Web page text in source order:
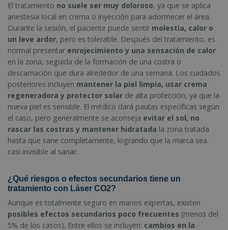
El tratamiento no suele ser muy doloroso, ya que se aplica
anestesia local en crema o inyección para adormecer el área.
Durante la sesión, el paciente puede sentir molestia, calor o
un leve ardor, pero es tolerable. Después del tratamiento, es
normal presentar enrojecimiento y una sensación de calor
en la zona, seguida de la formación de una costra o
descamación que dura alrededor de una semana. Los cuidados
posteriores incluyen mantener la piel limpia, usar crema
regeneradora y protector solar de alta protección, ya que la
nueva piel es sensible. El médico dará pautas específicas según
el caso, pero generalmente se aconseja evitar el sol, no
rascar las costras y mantener hidratada la zona tratada
hasta que sane completamente, logrando que la marca sea
casi invisible al sanar.
¿Qué riesgos o efectos secundarios tiene un
tratamiento con Láser CO2?
Aunque es totalmente seguro en manos expertas, existen
posibles efectos secundarios poco frecuentes (menos del
5% de los casos). Entre ellos se incluyen: cambios en la